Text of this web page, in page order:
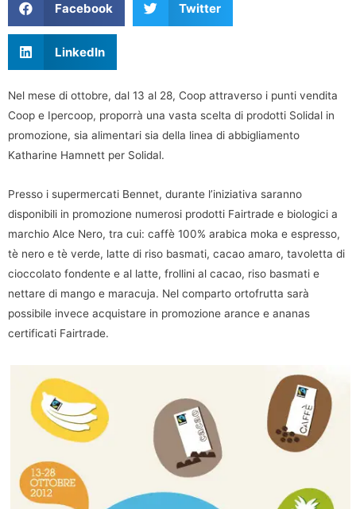
Facebook Twitter
LinkedIn
Nel mese di ottobre, dal 13 al 28, Coop attraverso i punti vendita
Coop e Ipercoop, proporrà una vasta scelta di prodotti Solidal in
promozione, sia alimentari sia della linea di abbigliamento
Katharine Hamnett per Solidal.
Presso i supermercati Bennet, durante l’iniziativa saranno
disponibili in promozione numerosi prodotti Fairtrade e biologici a
marchio Alce Nero, tra cui: caffè 100% arabica moka e espresso,
tè nero e tè verde, latte di riso basmati, cacao amaro, tavoletta di
cioccolato fondente e al latte, frollini al cacao, riso basmati e
nettare di mango e maracuja. Nel comparto ortofrutta sarà
possibile invece acquistare in promozione arance e ananas
certificati Fairtrade.